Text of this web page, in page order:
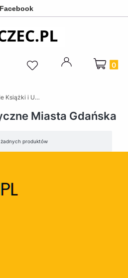
Facebook
Produkty
- Pamiątki z Kaszub
Miasta Gdańska
produktów